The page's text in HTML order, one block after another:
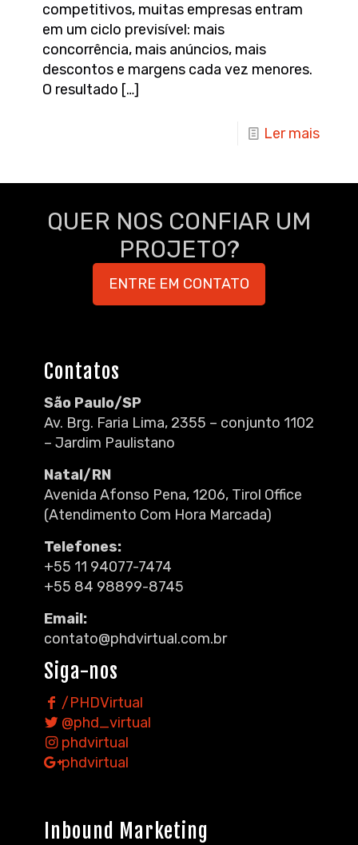
competitivos, muitas empresas entram
em um ciclo previsível: mais
concorrência, mais anúncios, mais
descontos e margens cada vez menores.
O resultado […]
Ler mais
QUER NOS CONFIAR UM
PROJETO?
ENTRE EM CONTATO
Contatos
São Paulo/SP
Av. Brg. Faria Lima, 2355 – conjunto 1102
– Jardim Paulistano
Natal/RN
Avenida Afonso Pena, 1206, Tirol Office
(Atendimento Com Hora Marcada)
Telefones:
+55 11 94077-7474
+55 84 98899-8745
Email:
contato@phdvirtual.com.br
Siga-nos
/PHDVirtual
@phd_virtual
phdvirtual
phdvirtual
Inbound Marketing